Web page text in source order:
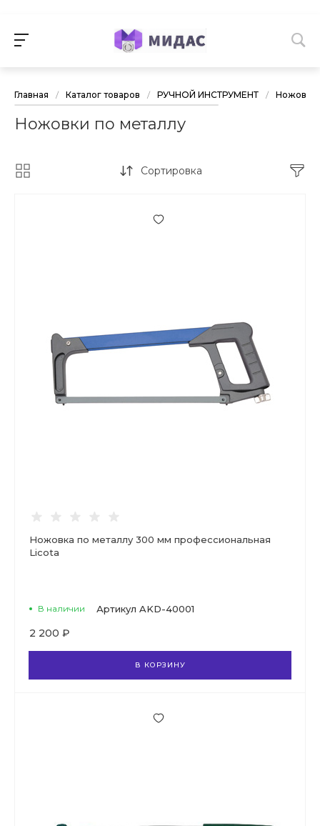
Главная / Каталог товаров / РУЧНОЙ ИНСТРУМЕНТ / Ножовки
Ножовки по металлу
Сортировка
Ножовка по металлу 300 мм профессиональная
Licota
В наличии Артикул AKD-40001
2 200 ₽
В КОРЗИНУ